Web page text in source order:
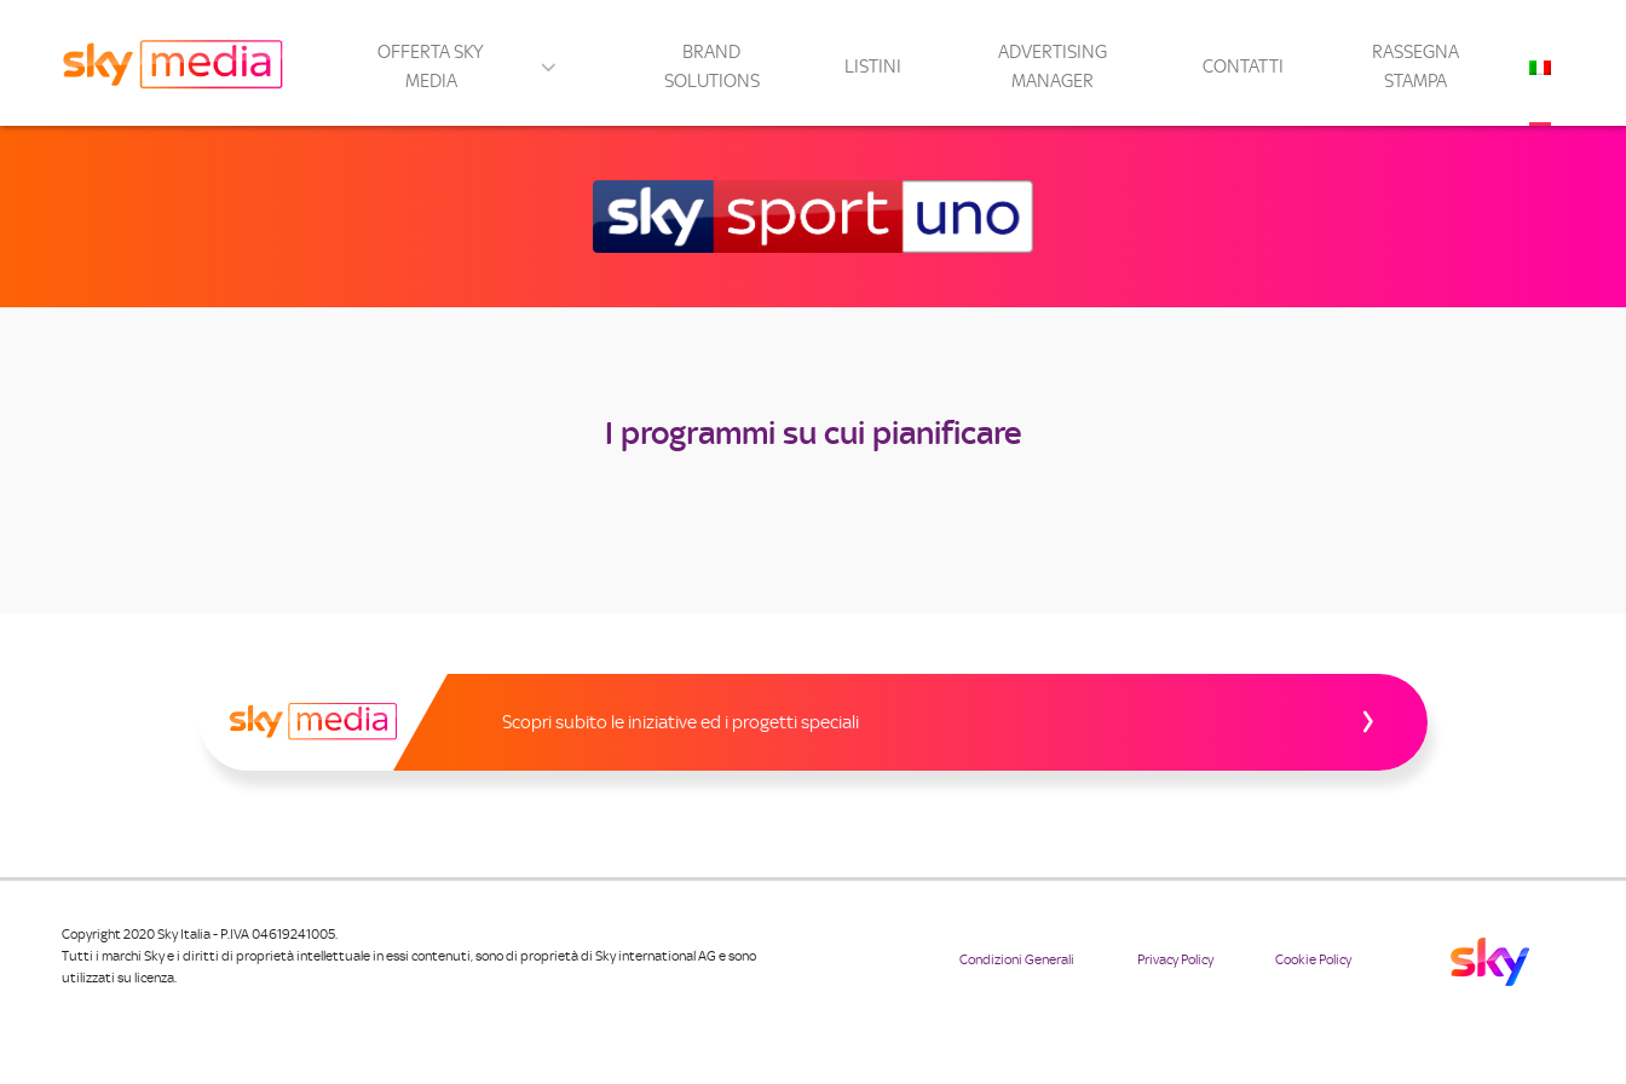
OFFERTA SKY
MEDIA
BRAND
SOLUTIONS
LISTINI
ADVERTISING
MANAGER
CONTATTI
RASSEGNA
STAMPA
I programmi su cui pianificare
Scopri subito le iniziative ed i progetti speciali
Copyright 2020 Sky Italia - P.IVA 04619241005.
Tutti i marchi Sky e i diritti di proprietà intellettuale in essi contenuti, sono di proprietà di Sky international AG e sono
utilizzati su licenza.
Condizioni Generali Privacy Policy Cookie Policy